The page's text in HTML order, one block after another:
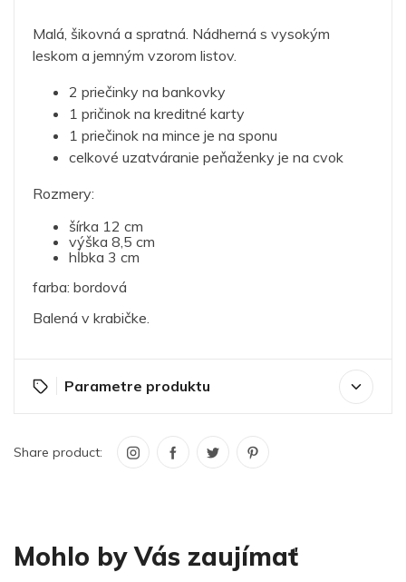
Malá, šikovná a spratná. Nádherná s vysokým
leskom a jemným vzorom listov.
2 priečinky na bankovky
1 pričinok na kreditné karty
1 priečinok na mince je na sponu
celkové uzatváranie peňaženky je na cvok
Rozmery:
šírka 12 cm
výška 8,5 cm
hĺbka 3 cm
farba: bordová
Balená v krabičke.
Parametre produktu
Share product:
Mohlo by Vás zaujímať